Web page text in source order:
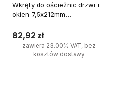
Wkręty do ościeżnic drzwi i
okien 7,5x212mm
82,92 zł
zawiera 23.00% VAT, bez
kosztów dostawy